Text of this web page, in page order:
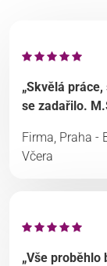
„Skvělá
se zadařilo.
Firma, Praha -
Včera
„Vše